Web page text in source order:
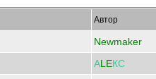
Автор
Newmaker
АLEКС